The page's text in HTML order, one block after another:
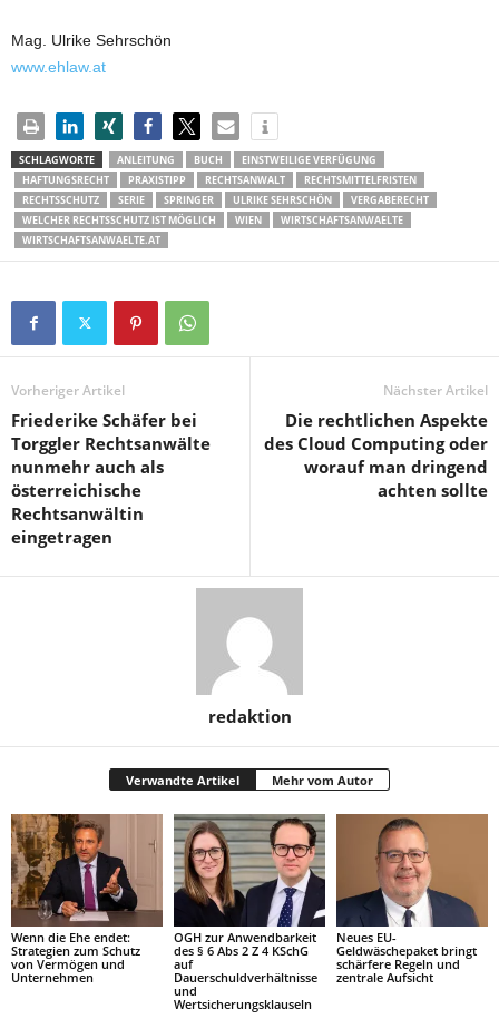
Mag. Ulrike Sehrschön
www.ehlaw.at
SCHLAGWORTE ANLEITUNG BUCH
EINSTWEILIGE VERFÜGUNG
HAFTUNGSRECHT
PRAXISTIPP RECHTSANWALT
RECHTSMITTELFRISTEN
RECHTSSCHUTZ
SERIE SPRINGER ULRIKE SEHRSCHÖN
VERGABERECHT
WELCHER RECHTSSCHUTZ IST MÖGLICH
WIEN
WIRTSCHAFTSANWAELTE
WIRTSCHAFTSANWAELTE.AT
Vorheriger Artikel
Friederike Schäfer bei
Torggler Rechtsanwälte
nunmehr auch als
österreichische
Rechtsanwältin
eingetragen
Nächster Artikel
Die rechtlichen Aspekte
des Cloud Computing oder
worauf man dringend
achten sollte
redaktion
Verwandte Artikel Mehr vom Autor
Wenn die Ehe endet:
Strategien zum Schutz
von Vermögen und
Unternehmen
OGH zur Anwendbarkeit
des § 6 Abs 2 Z 4 KSchG
auf
Dauerschuldverhältnisse
und
Wertsicherungsklauseln
Neues EU-
Geldwäschepaket bringt
schärfere Regeln und
zentrale Aufsicht